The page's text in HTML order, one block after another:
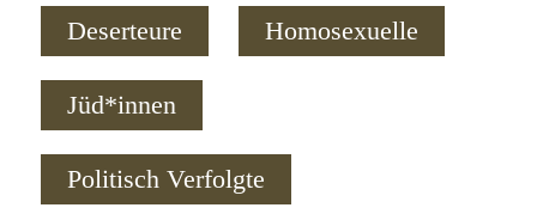
Deserteure Homosexuelle
Jüd*innen
Politisch Verfolgte